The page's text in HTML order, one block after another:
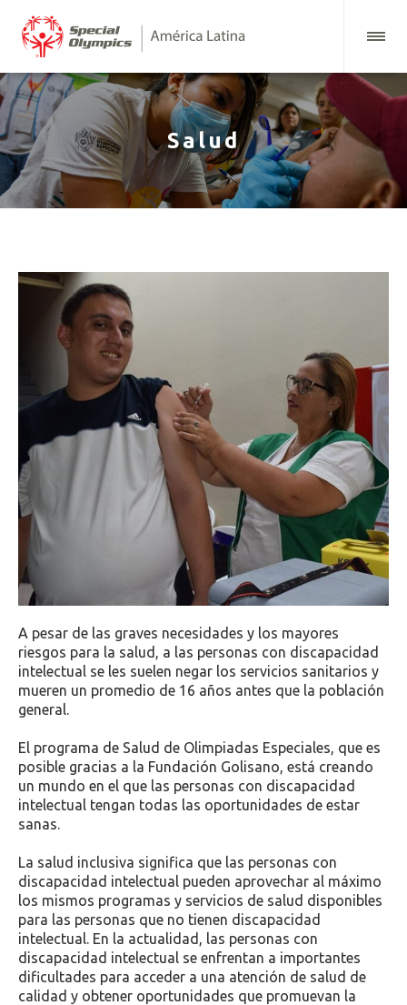
Salud
A pesar de las graves necesidades y los mayores
riesgos para la salud, a las personas con discapacidad
intelectual se les suelen negar los servicios sanitarios y
mueren un promedio de 16 años antes que la población
general.
El programa de Salud de Olimpiadas Especiales, que es
posible gracias a la Fundación Golisano, está creando
un mundo en el que las personas con discapacidad
intelectual tengan todas las oportunidades de estar
sanas.
La salud inclusiva significa que las personas con
discapacidad intelectual pueden aprovechar al máximo
los mismos programas y servicios de salud disponibles
para las personas que no tienen discapacidad
intelectual. En la actualidad, las personas con
discapacidad intelectual se enfrentan a importantes
dificultades para acceder a una atención de salud de
calidad y obtener oportunidades que promuevan la